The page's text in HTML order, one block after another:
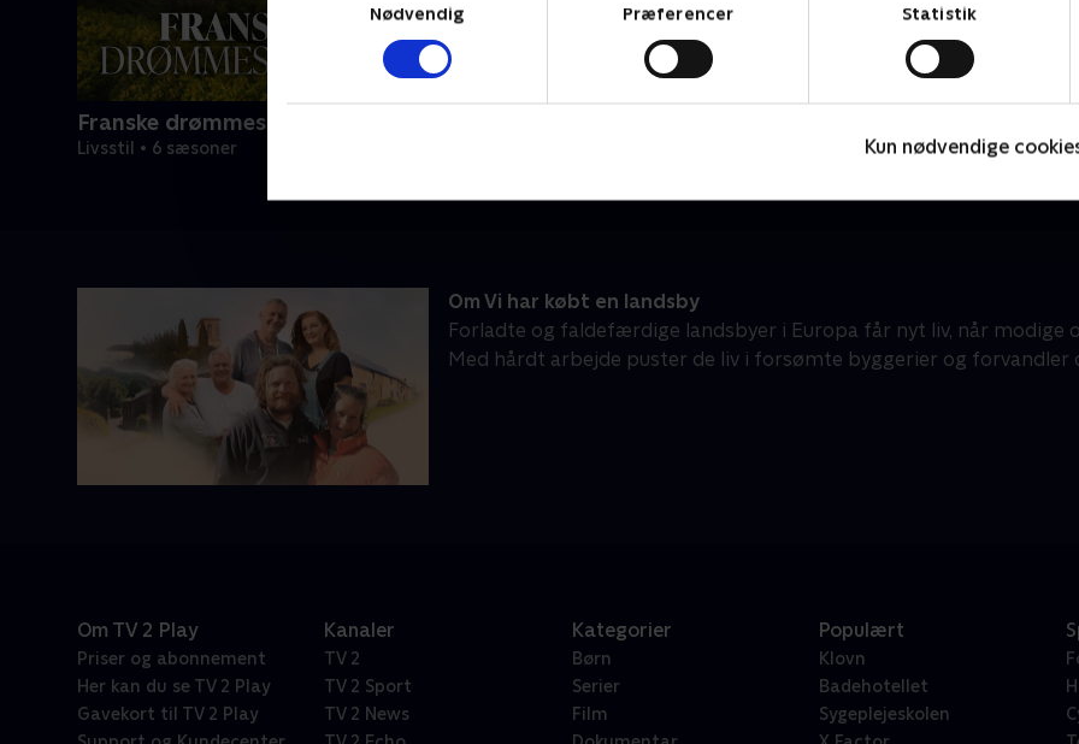
Nødvendig
Præferencer Statistik
Kun nødvendige
Franske drømmeslotte
Livsstil • 6 sæsoner
Om Vi har købt en landsby
Forladte og faldefærdige landsbyer i Europa får nyt liv, når modige
Med hårdt arbejde puster de liv i forsømte byggerier og forvandler
Om TV 2 Play
Priser og abonnement
Her kan du se TV 2 Play
Gavekort til TV 2 Play
Kanaler
TV 2
TV 2 Sport
TV 2 News
Kategorier
Børn
Serier
Film
Populært
Klovn
Badehotellet
Sygeplejeskolen